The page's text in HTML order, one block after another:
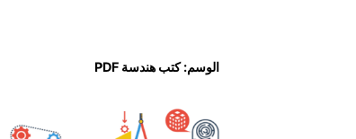
الوسم:كتب هندسة PDF